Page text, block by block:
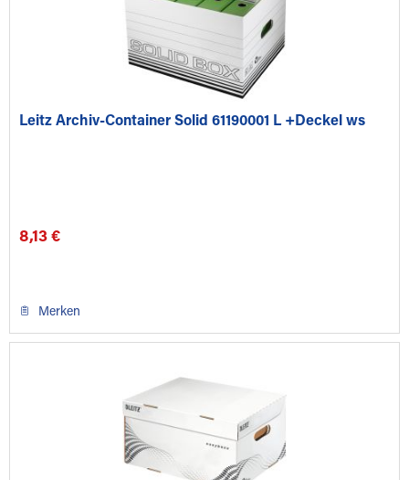
Leitz Archiv-Container Solid 61190001 L +Deckel ws
8,13 €
Merken